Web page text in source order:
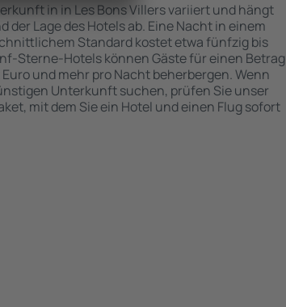
in in Les Bons Villers variiert und hängt
der Lage des Hotels ab. Eine Nacht in einem
Standard kostet etwa fünfzig bis
Sterne-Hotels können Gäste für einen Betrag
und mehr pro Nacht beherbergen. Wenn
Unterkunft suchen, prüfen Sie unser
mit dem Sie ein Hotel und einen Flug sofort